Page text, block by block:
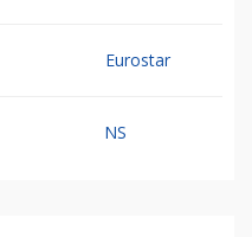
Eurostar
NS